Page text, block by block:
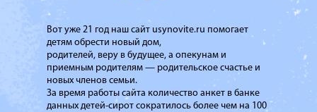
Вот уже 21 год наш сайт usynovite.ru помогает
детям обрести новый дом,
родителей, веру в будущее, а опекунам и
приемным родителям — родительское счастье и
новых членов семьи.
За время работы сайта количество анкет в банке
данных детей-сирот сократилось более чем на 100